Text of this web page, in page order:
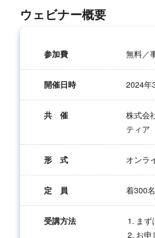
ウェビナー概要
参加費 無料／
開催日時 2024年
共 催
株式会
ティア
形 式 オンラ
定 員 着300名
受講方法
ま
お申